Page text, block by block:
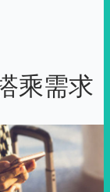
乘需求